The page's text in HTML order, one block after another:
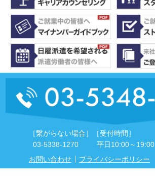
［繋がらない場合］
03-5338-1270
［受付時間］
平日10:00～19:00
お問い合わせ
プライバシーポリシー